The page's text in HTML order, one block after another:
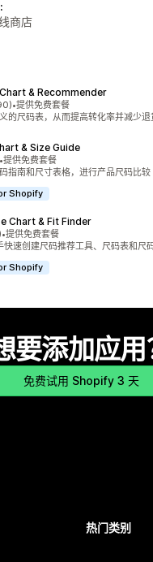
商店
& Recommender
5 星）
评论
•提供免费套餐
的尺码表，从而提高转化率并减少退
& Size Guide
5 星）
论
•提供免费套餐
指南和尺寸表格，进行产品尺码比较
Shopify
Chart & Fit Finder
5 星）
论
•提供免费套餐
快速创建尺码推荐工具、尺码表和尺
Shopify
要添加应用
免费试用 Shopify 3 天
热门类别